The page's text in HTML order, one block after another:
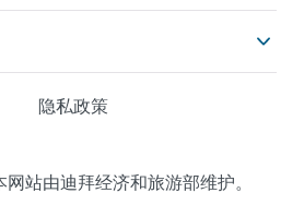
隐私政策
站由迪拜经济和旅游部维护。